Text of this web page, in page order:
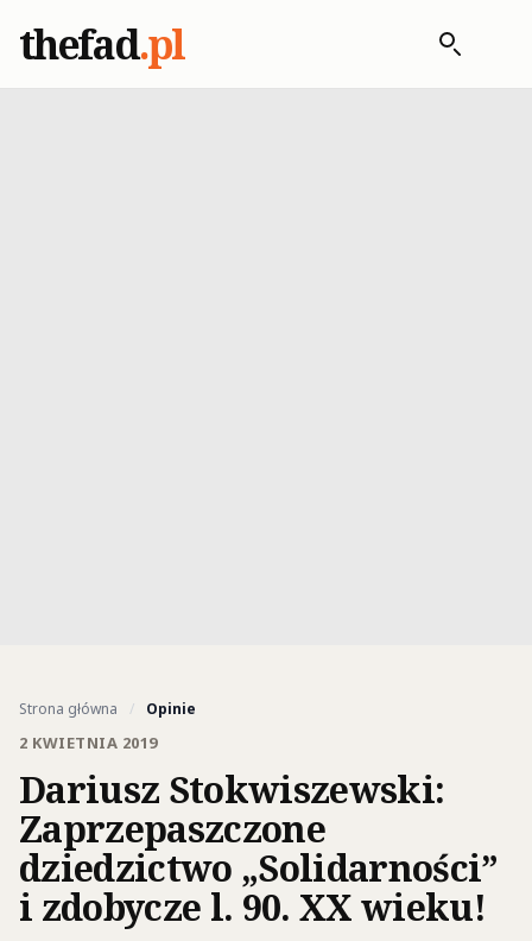
thefad.pl
Strona główna / Opinie
2 KWIETNIA 2019
Dariusz Stokwiszewski:
Zaprzepaszczone
dziedzictwo „Solidarności”
i zdobycze l. 90. XX wieku!